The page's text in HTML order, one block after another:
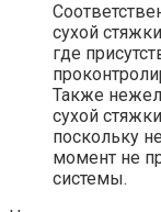
сухой
где
Также
сухой
поскольку
момент не
системы.